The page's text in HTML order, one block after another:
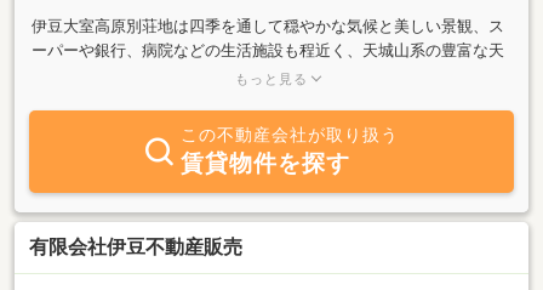
伊豆大室高原別荘地は四季を通して穏やかな気候と美しい景観、ス
ーパーや銀行、病院などの生活施設も程近く、天城山系の豊富な天
然水、良質な単純泉や山海の幸に恵まれ最近特に、定住地として人
もっと見る
この不動産会社が取り扱う
賃貸物件を探す
有限会社伊豆不動産販売